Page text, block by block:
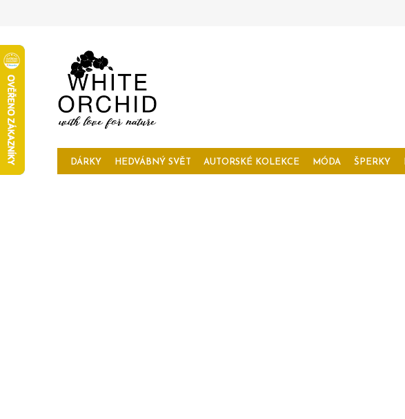
DÁRKY HEDVÁBNÝ SVĚT AUTORSKÉ KOLEKCE MÓDA ŠPERKY